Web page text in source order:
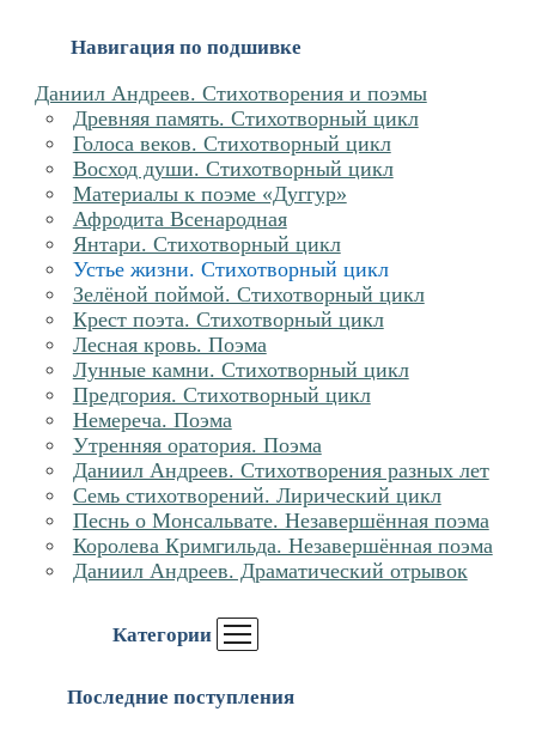
Навигация по подшивке
Даниил Андреев. Стихотворения и поэмы
Древняя память. Стихотворный цикл
Голоса веков. Стихотворный цикл
Восход души. Стихотворный цикл
Материалы к поэме «Дуггур»
Афродита Всенародная
Янтари. Стихотворный цикл
Устье жизни. Стихотворный цикл
Зелёной поймой. Стихотворный цикл
Крест поэта. Стихотворный цикл
Лесная кровь. Поэма
Лунные камни. Стихотворный цикл
Предгория. Стихотворный цикл
Немереча. Поэма
Утренняя оратория. Поэма
Даниил Андреев. Стихотворения разных лет
Семь стихотворений. Лирический цикл
Песнь о Монсальвате. Незавершённая поэма
Королева Кримгильда. Незавершённая поэма
Даниил Андреев. Драматический отрывок
Категории
Последние поступления